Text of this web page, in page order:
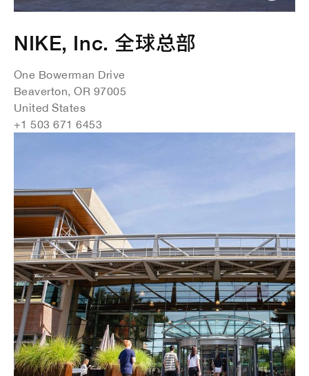
NIKE, Inc. 全球总部
One Bowerman Drive
Beaverton, OR 97005
United States
+1 503 671 6453